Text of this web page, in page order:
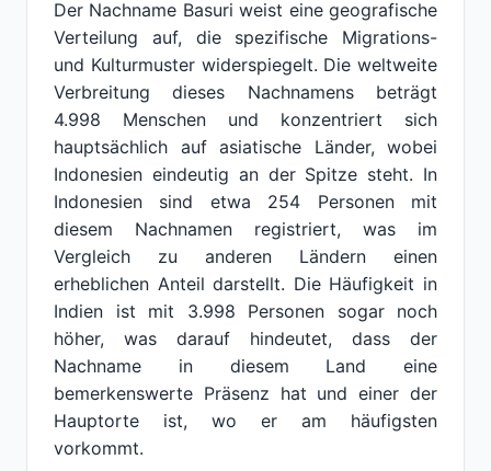
Der Nachname Basuri weist eine geografische
Verteilung auf, die spezifische Migrations-
und Kulturmuster widerspiegelt. Die weltweite
Verbreitung dieses Nachnamens beträgt
4.998 Menschen und konzentriert sich
hauptsächlich auf asiatische Länder, wobei
Indonesien eindeutig an der Spitze steht. In
Indonesien sind etwa 254 Personen mit
diesem Nachnamen registriert, was im
Vergleich zu anderen Ländern einen
erheblichen Anteil darstellt. Die Häufigkeit in
Indien ist mit 3.998 Personen sogar noch
höher, was darauf hindeutet, dass der
Nachname in diesem Land eine
bemerkenswerte Präsenz hat und einer der
Hauptorte ist, wo er am häufigsten
vorkommt.